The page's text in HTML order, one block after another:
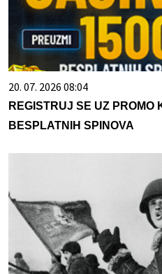
20. 07. 2026 08:04
REGISTRUJ SE UZ PROMO
BESPLATNIH SPINOVA